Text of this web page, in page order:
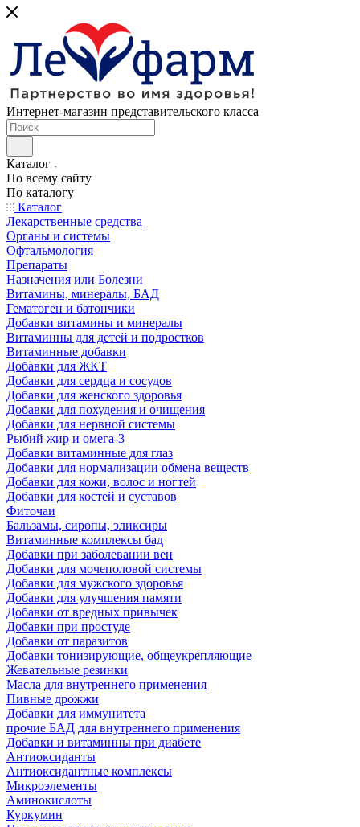
Интернет-магазин представительского класса
Каталог
По всему сайту
По каталогу
Каталог
Лекарственные средства
Органы и системы
Офтальмология
Препараты
Назначения или Болезни
Витамины, минералы, БАД
Гематоген и батончики
Добавки витамины и минералы
Витаминны для детей и подростков
Витаминные добавки
Добавки для ЖКТ
Добавки для сердца и сосудов
Добавки для женского здоровья
Добавки для похудения и очищения
Добавки для нервной системы
Рыбий жир и омега-3
Добавки витаминные для глаз
Добавки для нормализации обмена веществ
Добавки для кожи, волос и ногтей
Добавки для костей и суставов
Фиточаи
Бальзамы, сиропы, эликсиры
Витаминные комплексы бад
Добавки при заболевании вен
Добавки для мочеполовой системы
Добавки для мужского здоровья
Добавки для улучшения памяти
Добавки от вредных привычек
Добавки при простуде
Добавки от паразитов
Добавки тонизирующие, общеукрепляющие
Жевательные резинки
Масла для внутреннего применения
Пивные дрожжи
Добавки для иммунитета
прочие БАД для внутреннего применения
Добавки и витаминны при диабете
Антиоксиданты
Антиоксидантные комплексы
Микроэлементы
Аминокислоты
Куркумин